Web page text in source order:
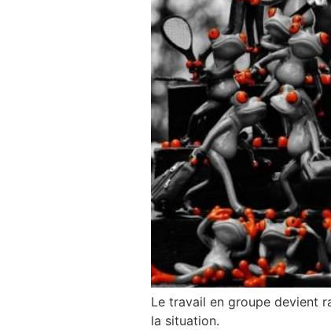
Le travail en groupe devient
la situation.